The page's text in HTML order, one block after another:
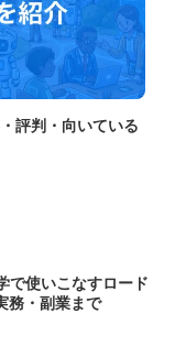
評判・向いている
使いこなすロード
務・副業まで